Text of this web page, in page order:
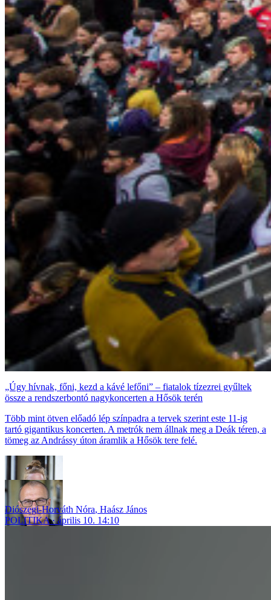
„Úgy hívnak, főni, kezd a kávé lefőni” – fiatalok tízezrei gyűltek
össze a rendszerbontó nagykoncerten a Hősök terén
Több mint ötven előadó lép színpadra a tervek szerint este 11-ig
tartó gigantikus koncerten. A metrók nem állnak meg a Deák téren, a
tömeg az Andrássy úton áramlik a Hősök tere felé.
Diószegi-Horváth Nóra, Haász János
POLITIKA
április 10. 14:10